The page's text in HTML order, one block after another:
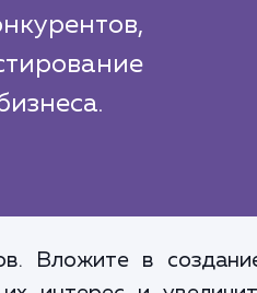
Вложите в